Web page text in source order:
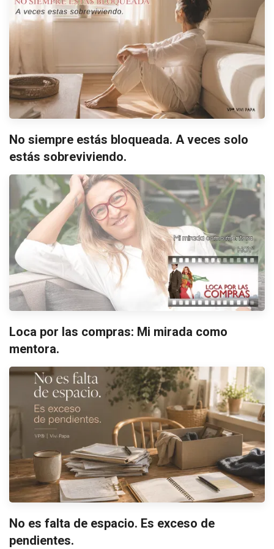
No siempre estás bloqueada. A veces solo
estás sobreviviendo.
Loca por las compras: Mi mirada como
mentora.
No es falta de espacio. Es exceso de
pendientes.